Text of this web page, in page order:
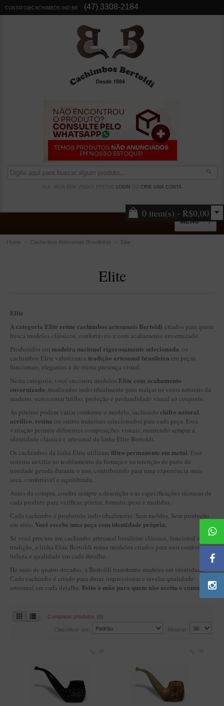
CONTATO@CACHIMBOS.IND.BR (47) 3308-2184
OLÁ, SEJA BEM VINDO! EFETUE LOGIN CRIE UMA CONTA.
0 item(s) - R$0,00
MENU
Suportes Bertoldi para Cachimbos
Piteiras para Cigarro
Limpadores para Cachimbo
Bolsas para Cachimbo
Cinzeiros
Cortadores de Charuto
Fluidos
BLENDS
Blend Kumbaya
Blends Para Cachimbo
Blends Para Enrolar
Cândido Giovanella
D'ora
Doctor Pipe
Geróss
Irlandez
Sasso
LINHA IDELFONSO BERTOLDI
Artesão Idelfonso Bertoldi
SUPORTES
Home Cachimbos Artesanais Brasileiros Elite
Elite
Elite
A categoria Elite reúne cachimbos artesanais Bertoldi criados para quem
busca modelos clássicos, confortáveis e com acabamento envernizado.
Produzidos em madeira nacional rigorosamente selecionada, os
cachimbos Elite valorizam a tradição artesanal brasileira em peças
funcionais, elegantes e de ótima presença visual.
Nesta categoria, você encontra modelos Elite com acabamento
envernizado, finalizados individualmente para realçar os veios naturais da
madeira, acrescentar brilho, proteção e profundidade visual ao conjunto.
As piteiras podem variar conforme o modelo, incluindo chifre natural,
acrílico, resina ou outros materiais selecionados para cada peça. Essa
variação permite diferentes composições visuais, mantendo sempre a
identidade clássica e artesanal da linha Elite Bertoldi.
Os cachimbos da linha Elite utilizam filtro permanente em metal. Esse
sistema auxilia no resfriamento da fumaça e na retenção de parte da
umidade gerada durante o uso, contribuindo para uma experiência mais
seca, confortável e equilibrada.
Antes da compra, confira sempre a descrição e as especificações técnicas de
cada produto para verificar, piteira, formato, peso e medidas.
Cada cachimbo é produzido individualmente. Sem moldes. Sem produção
em série. Você recebe uma peça com identidade própria.
Se você procura um cachimbo artesanal brasileiro clássico, funcional e com
tradição, a linha Elite Bertoldi reúne modelos criados para unir conforto,
beleza e qualidade em cada detalhe.
Há mais de quatro décadas, a Bertoldi transforma madeira em identidade.
Cada cachimbo é criado para durar, impressionar e revelar qualidade
artesanal em cada detalhe. Feito à mão para quem não aceita o comum.
Comparar produtos (0)
Classificar por: Mostrar: